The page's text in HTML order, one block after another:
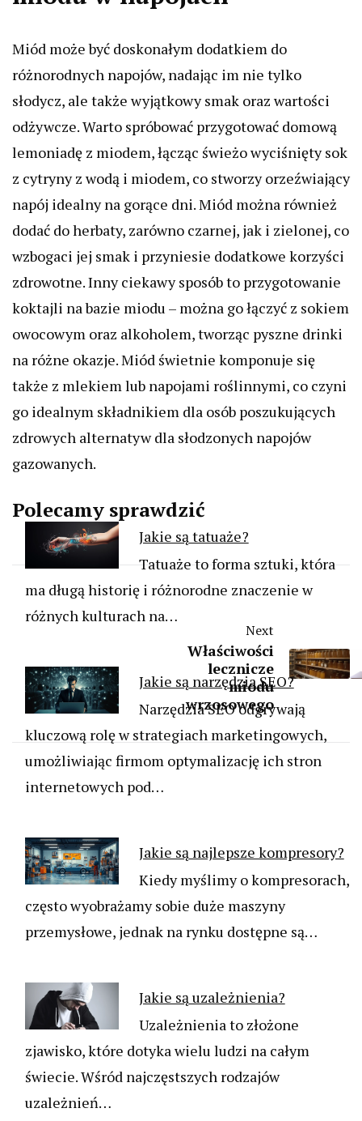
Miód może być doskonałym dodatkiem do
różnorodnych napojów, nadając im nie tylko
słodycz, ale także wyjątkowy smak oraz wartości
odżywcze. Warto spróbować przygotować domową
lemoniadę z miodem, łącząc świeżo wyciśnięty sok
z cytryny z wodą i miodem, co stworzy orzeźwiający
napój idealny na gorące dni. Miód można również
dodać do herbaty, zarówno czarnej, jak i zielonej, co
wzbogaci jej smak i przyniesie dodatkowe korzyści
zdrowotne. Inny ciekawy sposób to przygotowanie
koktajli na bazie miodu – można go łączyć z sokiem
owocowym oraz alkoholem, tworząc pyszne drinki
na różne okazje. Miód świetnie komponuje się
także z mlekiem lub napojami roślinnymi, co czyni
go idealnym składnikiem dla osób poszukujących
zdrowych alternatyw dla słodzonych napojów
gazowanych.
Polecamy sprawdzić
Jakie są tatuaże?
Tatuaże to forma sztuki, która
ma długą historię i różnorodne znaczenie w
różnych kulturach na…
Jakie są narzędzia SEO?
Narzędzia SEO odgrywają
kluczową rolę w strategiach marketingowych,
umożliwiając firmom optymalizację ich stron
internetowych pod…
Jakie są najlepsze kompresory?
Kiedy myślimy o kompresorach,
często wyobrażamy sobie duże maszyny
przemysłowe, jednak na rynku dostępne są…
Jakie są uzależnienia?
Uzależnienia to złożone
zjawisko, które dotyka wielu ludzi na całym
świecie. Wśród najczęstszych rodzajów
uzależnień…
Next
Właściwości
lecznicze
miodu
wrzosowego